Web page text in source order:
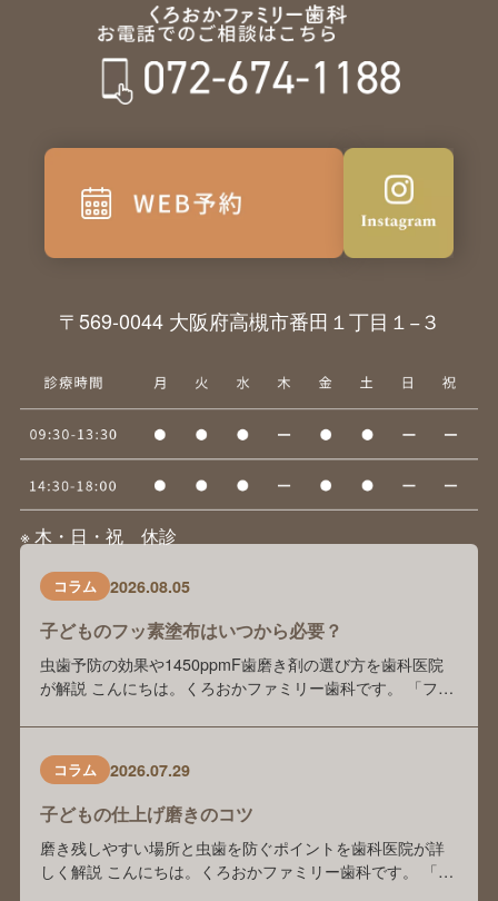
〒569-0044 大阪府高槻市番田１丁目１−３
※ 木・日・祝 休診
コラム 2026.08.05
子どものフッ素塗布はいつから必要？
虫歯予防の効果や1450ppmF歯磨き剤の選び方を歯科医院
が解説 こんにちは。くろおかファミリー歯科です。 「フッ
院でフッ素を塗っているけれど、自宅でもフッ素入り歯磨
き剤を使った方がいいのでしょうか？」 「歯磨き剤の種類
が多くて、どれを選べばよいかわかりません」 このような
ご相談を、保護者の方からよくいた …
コラム 2026.07.29
子どもの仕上げ磨きのコツ
磨き残しやすい場所と虫歯を防ぐポイントを歯科医院が詳
しく解説 こんにちは。くろおかファミリー歯科です。 「毎